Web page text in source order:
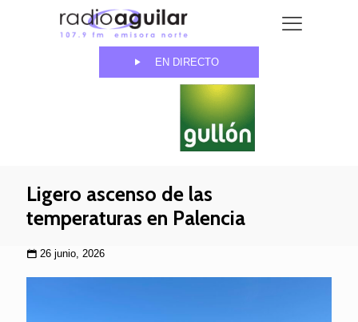
EN DIRECTO
Ligero ascenso de las
temperaturas en Palencia
26 junio, 2026